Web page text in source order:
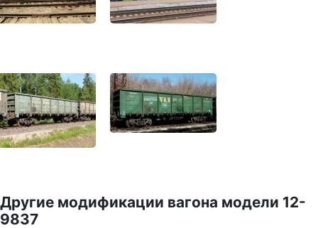
Другие модификации вагона модели 12-
9837